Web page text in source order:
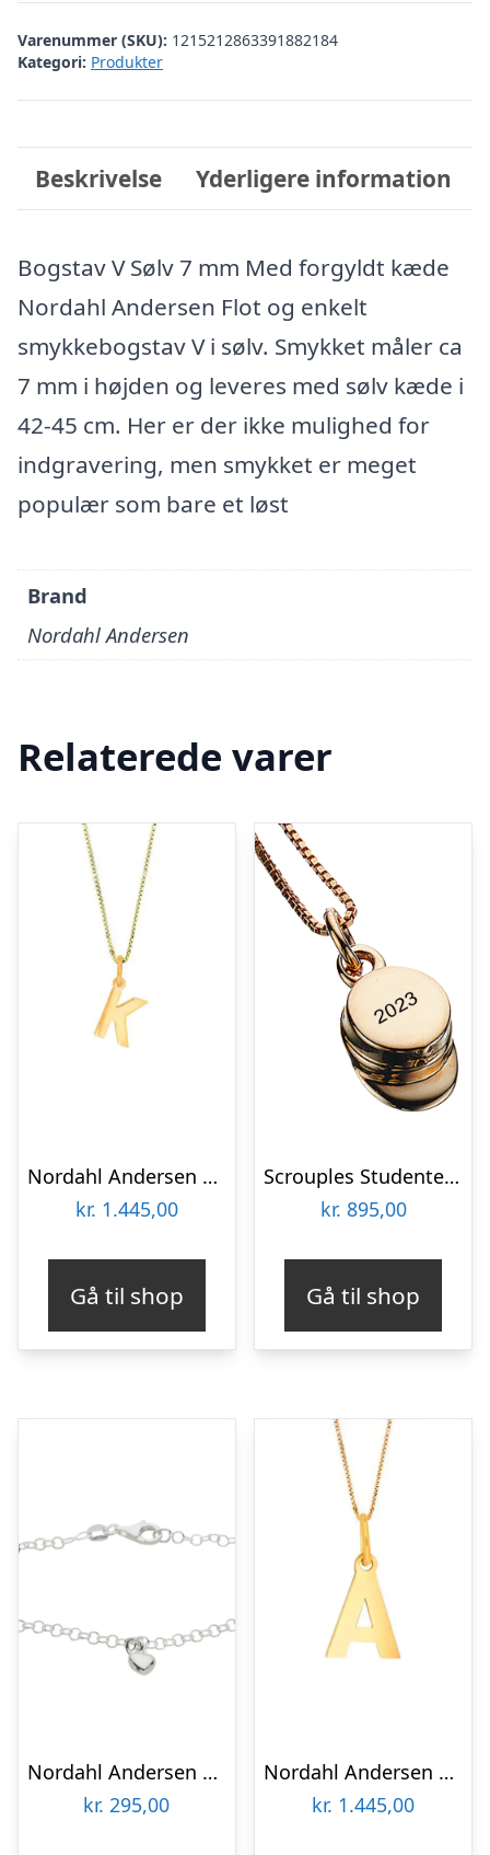
Varenummer (SKU): 1215212863391882184
Kategori: Produkter
Beskrivelse Yderligere information
Bogstav V Sølv 7 mm Med forgyldt kæde
Nordahl Andersen Flot og enkelt
smykkebogstav V i sølv. Smykket måler ca
7 mm i højden og leveres med sølv kæde i
42-45 cm. Her er der ikke mulighed for
indgravering, men smykket er meget
populær som bare et løst
Brand
Nordahl Andersen
Relaterede varer
Nordahl Andersen 14 kt bogstav K
kr. 1.445,00
Gå til shop
Scrouples Studenterhue vedhæng forgyldt inkl. kæde
kr. 895,00
Gå til shop
Nordahl Andersen Hjerte sølv børnearmbånd
kr. 295,00
Nordahl Andersen 14 kt bogstav A
kr. 1.445,00